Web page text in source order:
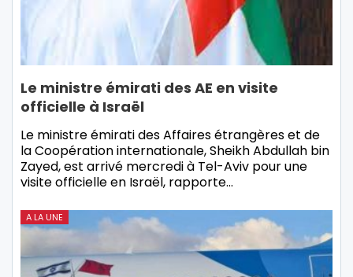
Le ministre émirati des AE en visite
officielle à Israël
Le ministre émirati des Affaires étrangères et de
la Coopération internationale, Sheikh Abdullah bin
Zayed, est arrivé mercredi à Tel-Aviv pour une
visite officielle en Israël, rapporte…
A LA UNE